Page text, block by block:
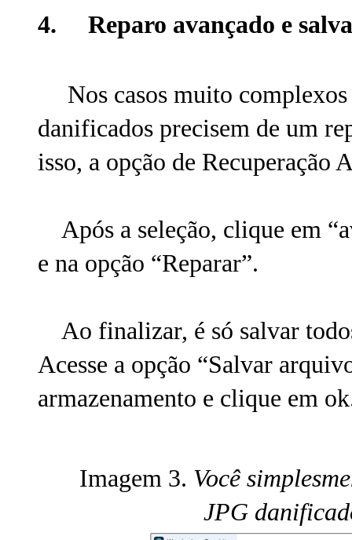
4. Reparo avançado e
Nos casos muito
danificados precisem de um
isso, a opção de Recuperação
Após a seleção, clique em
e na opção “Reparar”.
Ao finalizar, é só salvar
Acesse a opção “Salvar
armazenamento e clique em
Imagem 3. Você
JPG